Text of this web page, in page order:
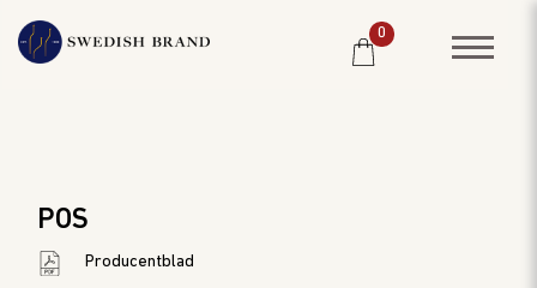
SYSTEMBOLAGET
0
POS
Producentblad